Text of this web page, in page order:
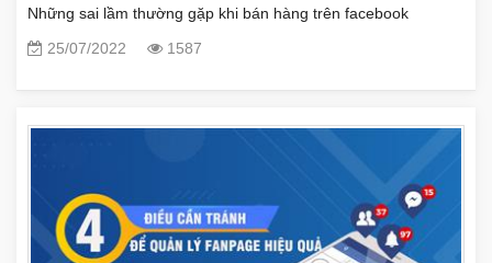
Những sai lầm thường gặp khi bán hàng trên facebook
25/07/2022
1587